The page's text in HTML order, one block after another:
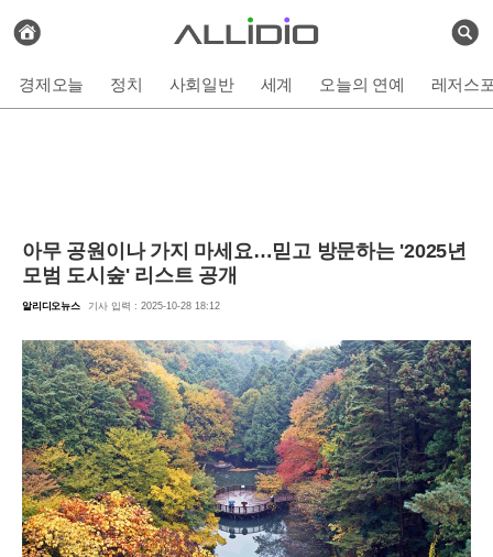
검
전
체
사
보
기
경제오늘 정치 사회일반 세계 오늘의 연예 레저스
아무 공원이나 가지 마세요…믿고 방문하는 '2025년
모범 도시숲' 리스트 공개
알리디오뉴스 기사 입력 : 2025-10-28 18:12